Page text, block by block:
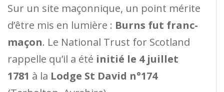
Sur un site maçonnique, un point mérite
d’être mis en lumière : Burns fut franc-
maçon. Le National Trust for Scotland
rappelle qu’il a été initié le 4 juillet
1781 à la Lodge St David n°174